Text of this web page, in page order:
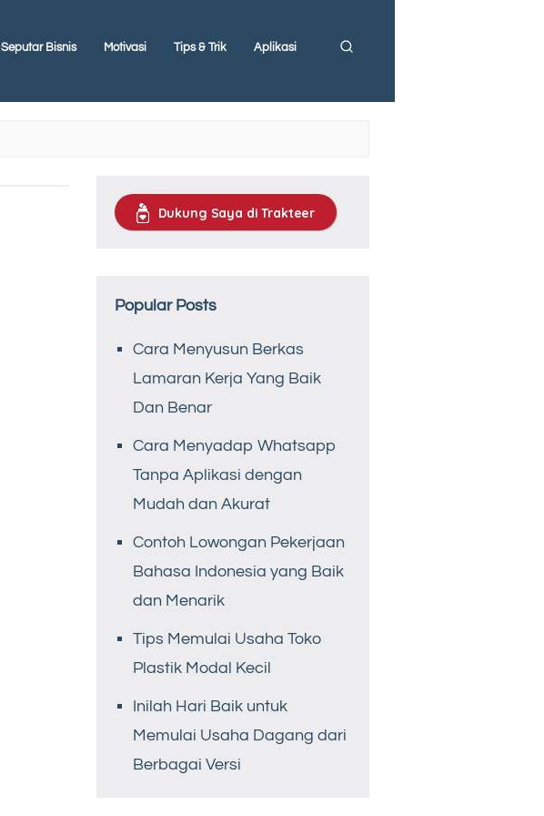
Seputar Bisnis Motivasi Tips & Trik Aplikasi
Dukung Saya di Trakteer
Popular Posts
Cara Menyusun Berkas
Lamaran Kerja Yang Baik
Dan Benar
Cara Menyadap Whatsapp
Tanpa Aplikasi dengan
Mudah dan Akurat
Contoh Lowongan Pekerjaan
Bahasa Indonesia yang Baik
dan Menarik
Tips Memulai Usaha Toko
Plastik Modal Kecil
Inilah Hari Baik untuk
Memulai Usaha Dagang dari
Berbagai Versi